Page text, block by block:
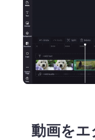
動画をエ